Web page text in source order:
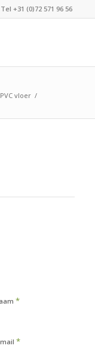
+31 (0)72 571 96 56
PVC vloer /
*
*